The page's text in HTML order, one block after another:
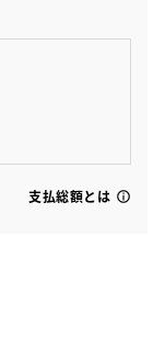
支払総額とは